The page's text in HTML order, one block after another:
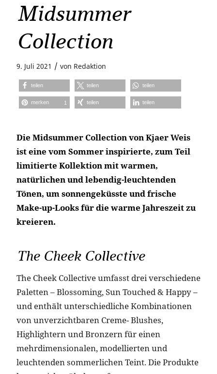
Midsummer
Collection
9. Juli 2021 / von Redaktion
teilen teilen teilen
merken 1 teilen teilen
Die Midsummer Collection von Kjaer Weis
ist eine vom Sommer inspirierte, zum Teil
limitierte Kollektion mit warmen,
natürlichen und lebendig-leuchtenden
Tönen, um sonnengeküsste und frische
Make-up-Looks für die warme Jahreszeit zu
kreieren.
The Cheek Collective
The Cheek Collective umfasst drei verschiedene
Paletten – Blossoming, Sun Touched & Happy –
und enthält unterschiedliche Kombinationen
von unverzichtbaren Creme- Blushes,
Highlightern und Bronzern für einen
mehrdimensionalen, modellierten und
leuchtenden sommerlichen Teint. Die Produkte